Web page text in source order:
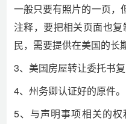
一般只要有照片的一页，
注释，要把相关页面也
民，需要提供在美国的长
3、美国房屋转让委托书
4、州务卿认证好的原件。
5、与声明事项相关的